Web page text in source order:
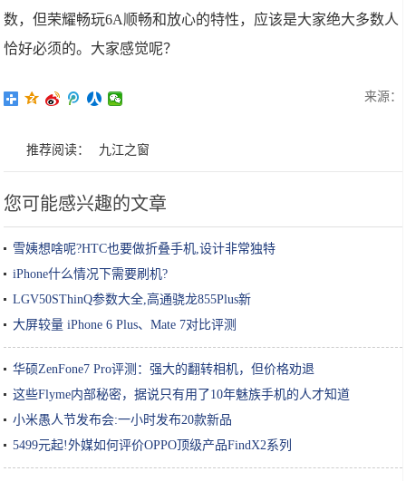
数，但荣耀畅玩6A顺畅和放心的特性，应该是大家绝大多数人
恰好必须的。大家感觉呢？
来源：
推荐阅读： 九江之窗
您可能感兴趣的文章
雪姨想啥呢?HTC也要做折叠手机,设计非常独特
iPhone什么情况下需要刷机?
LGV50SThinQ参数大全,高通骁龙855Plus新
大屏较量 iPhone 6 Plus、Mate 7对比评测
华硕ZenFone7 Pro评测：强大的翻转相机，但价格劝退
这些Flyme内部秘密，据说只有用了10年魅族手机的人才知道
小米愚人节发布会:一小时发布20款新品
5499元起!外媒如何评价OPPO顶级产品FindX2系列